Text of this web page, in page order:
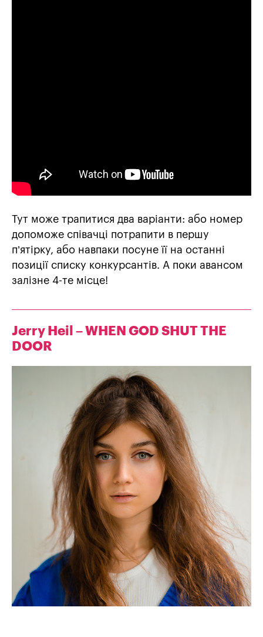
Тут може трапитися два варіанти: або номер
допоможе співачці потрапити в першу
п’ятірку, або навпаки посуне її на останні
позиції списку конкурсантів. А поки авансом
залізне 4-те місце!
Jerry Heil – WHEN GOD SHUT THE
DOOR